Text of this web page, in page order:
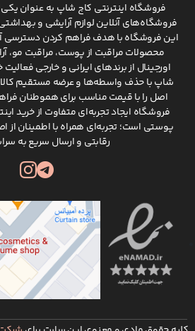
فروشگاه اینترنتی کاج شاپ به عنوان یکی
فروشگاه‌های آنلاین لوازم آرایشی و
این فروشگاه با هدف فراهم کردن دسترسی
محصولات مراقبت از پوست، مراقبت مو،
اورجینال از برندهای ایرانی و خارجی
شاپ با حذف واسطه‌ها و عرضه مستقیم کالا،
اصل را با قیمت مناسب برای هموطنان
فروشگاه ایجاد تجربه‌ای متفاوت از خرید
پوستی است؛ تجربه‌ای همراه با اطمینان از
رقابتی و ارسال سریع به